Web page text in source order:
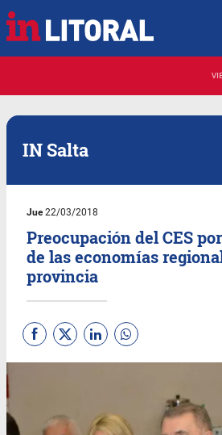
IN Salta
Jue22/03/2018
Preocupación del CES
de las economías
provincia